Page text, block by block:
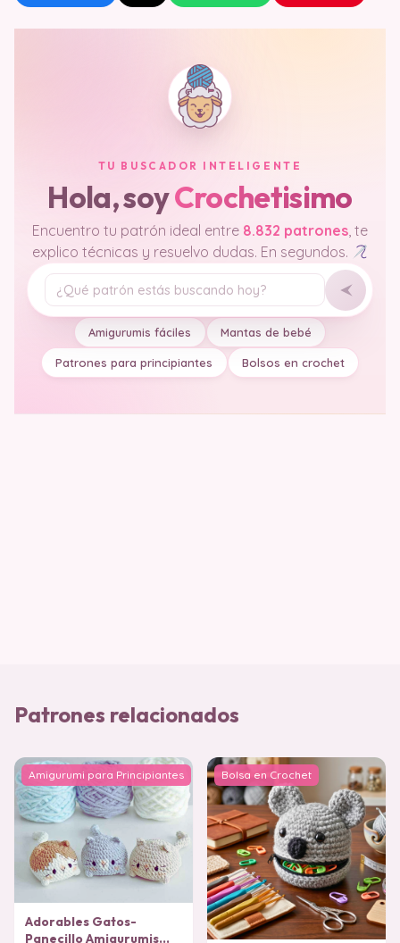
TU BUSCADOR INTELIGENTE
Hola, soyCrochetisimo
Encuentro tu patrón ideal entre 8.832 patrones, te
explico técnicas y resuelvo dudas. En segundos.
Tu pregunta
Amigurumis fáciles Mantas de bebé
Patrones para principiantes Bolsos en crochet
Patrones relacionados
Amigurumi para Principiantes
Adorables Gatos-
Panecillo Amigurumis
Bolsa en Crochet